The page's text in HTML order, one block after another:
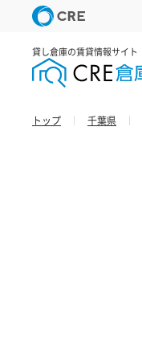
貸し倉庫の賃貸情報サイト
トップ 千葉県